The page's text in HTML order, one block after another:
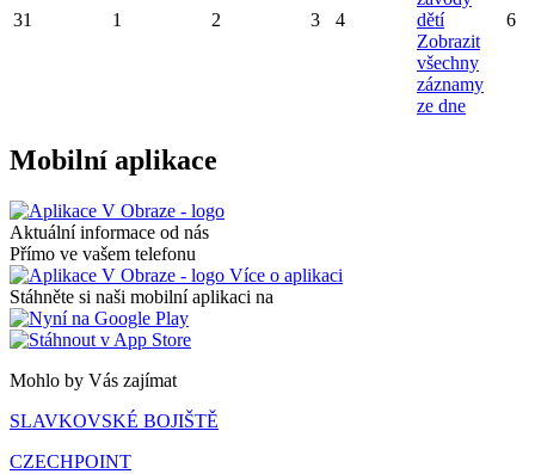
31 1 2 3 4
dětí
Zobrazit
všechny
záznamy
ze dne
6
Mobilní aplikace
Aktuální informace od nás
Přímo ve vašem telefonu
Více o aplikaci
Stáhněte si naši mobilní aplikaci na
Mohlo by Vás zajímat
SLAVKOVSKÉ BOJIŠTĚ
CZECHPOINT